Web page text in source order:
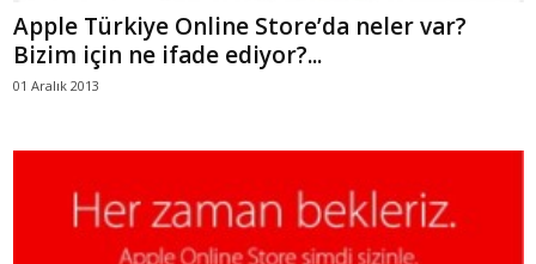
Apple Türkiye Online Store’da neler var?
Bizim için ne ifade ediyor?...
01 Aralık 2013